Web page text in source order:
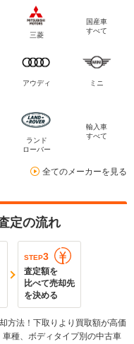
三菱
国産車
すべて
アウディ ミニ
ランド
ローバー
輸入車
すべて
全てのメーカーを見る
定の流れ
STEP3
査定額を
比べて売却先
を決める
方法！下取りより買取額が高価
種、ボディタイプ別の中古車